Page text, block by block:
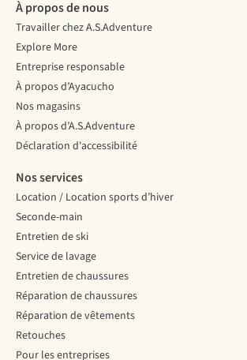
À propos de nous
Travailler chez A.S.Adventure
Explore More
Entreprise responsable
À propos d’Ayacucho
Nos magasins
À propos d’A.S.Adventure
Déclaration d'accessibilité
Nos services
Location / Location sports d’hiver
Seconde-main
Entretien de ski
Service de lavage
Entretien de chaussures
Réparation de chaussures
Réparation de vêtements
Retouches
Pour les entreprises